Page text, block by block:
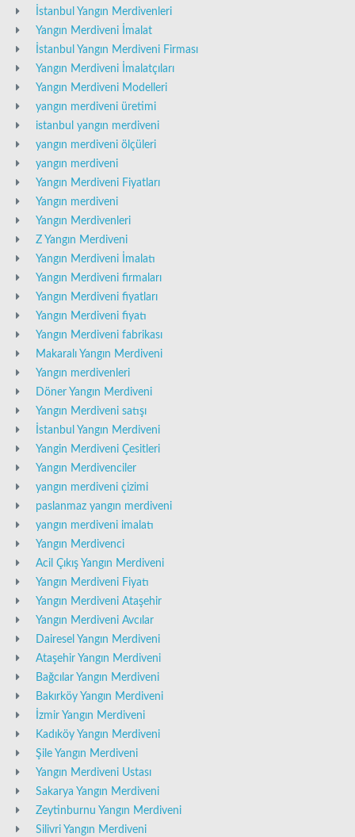
İstanbul Yangın Merdivenleri
Yangın Merdiveni İmalat
İstanbul Yangın Merdiveni Firması
Yangın Merdiveni İmalatçıları
Yangın Merdiveni Modelleri
yangın merdiveni üretimi
istanbul yangın merdiveni
yangın merdiveni ölçüleri
yangın merdiveni
Yangın Merdiveni Fiyatları
Yangın merdiveni
Yangın Merdivenleri
Z Yangın Merdiveni
Yangın Merdiveni İmalatı
Yangın Merdiveni firmaları
Yangın Merdiveni fiyatları
Yangın Merdiveni fiyatı
Yangın Merdiveni fabrikası
Makaralı Yangın Merdiveni
Yangın merdivenleri
Döner Yangın Merdiveni
Yangın Merdiveni satışı
İstanbul Yangın Merdiveni
Yangin Merdiveni Çesitleri
Yangın Merdivenciler
yangın merdiveni çizimi
paslanmaz yangın merdiveni
yangın merdiveni imalatı
Yangın Merdivenci
Acil Çıkış Yangın Merdiveni
Yangın Merdiveni Fiyatı
Yangın Merdiveni Ataşehir
Yangın Merdiveni Avcılar
Dairesel Yangın Merdiveni
Ataşehir Yangın Merdiveni
Bağcılar Yangın Merdiveni
Bakırköy Yangın Merdiveni
İzmir Yangın Merdiveni
Kadıköy Yangın Merdiveni
Şile Yangın Merdiveni
Yangın Merdiveni Ustası
Sakarya Yangın Merdiveni
Zeytinburnu Yangın Merdiveni
Silivri Yangın Merdiveni